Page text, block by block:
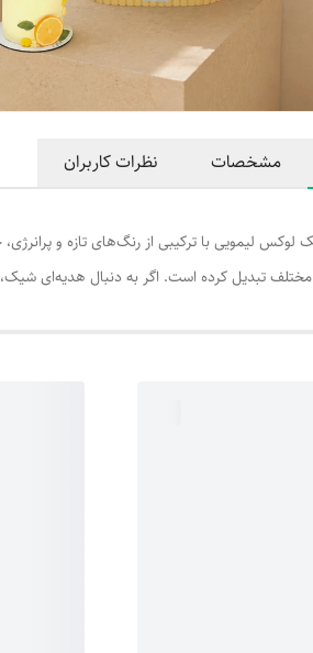
مشخصات نظرات کاربران
لیمویی با ترکیبی از رنگ‌های تازه و
تبدیل کرده است. اگر به دنبال هدیه‌ای